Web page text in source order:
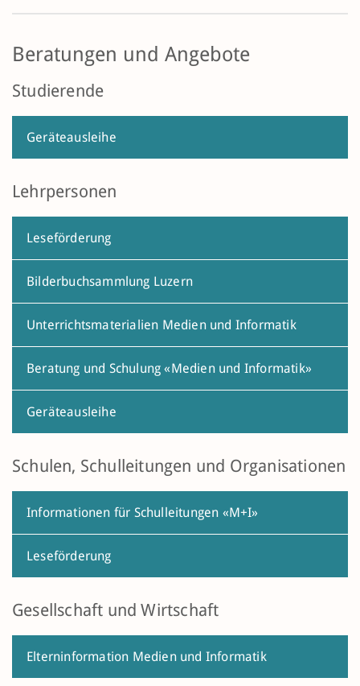
Beratungen und Angebote
Studierende
Geräteausleihe
Lehrpersonen
Leseförderung
Bilderbuchsammlung Luzern
Unterrichtsmaterialien Medien und Informatik
Beratung und Schulung «Medien und Informatik»
Geräteausleihe
Schulen, Schulleitungen und Organisationen
Informationen für Schulleitungen «M+I»
Leseförderung
Gesellschaft und Wirtschaft
Elterninformation Medien und Informatik